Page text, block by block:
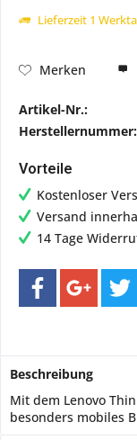
Lieferzeit 1
Merken
Artikel-Nr.:
Herstellernummer:
Vorteile
Kostenloser
Versand
14 Tage
Beschreibung
Mit dem Lenovo
besonders mobiles